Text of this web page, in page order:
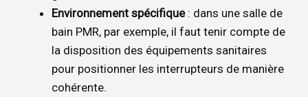
Environnement spécifique: dans une salle de
bain PMR, par exemple, il faut tenir compte de
la disposition des équipements sanitaires
pour positionner les interrupteurs de manière
cohérente.